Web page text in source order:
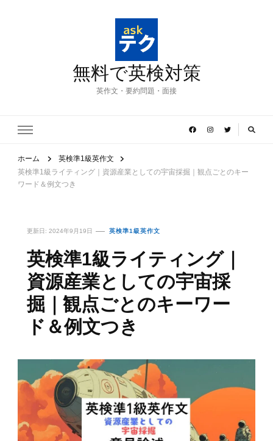
無料で英検対策
英作文・要約問題・面接
ホーム
英検準1級英作文
英検準1級ライティング｜資源産業としての宇宙採掘｜観点ごとのキー
ワード＆例文つき
更新日: 2024年9月19日 英検準1級英作文
英検準1級ライティング｜
資源産業としての宇宙採
掘｜観点ごとのキーワー
ド＆例文つき